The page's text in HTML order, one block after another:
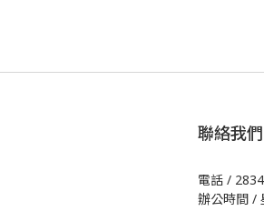
聯絡我們
電話 /
辦公時間 /